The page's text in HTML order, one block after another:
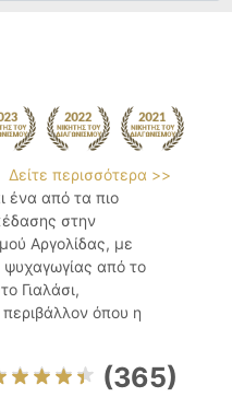
Δείτε περισσότερα >>
ένα από τα πιο
στην
Αργολίδας, με
από το
Γιαλάσι,
περιβάλλον όπου η
(365)